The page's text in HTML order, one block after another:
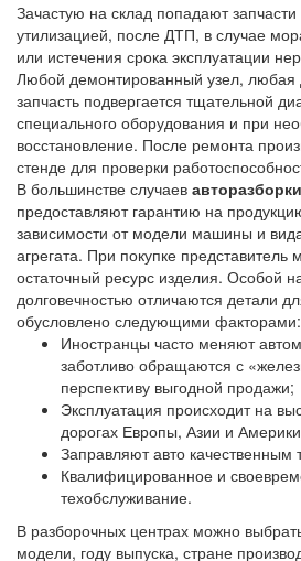
Зачастую на склад попадают
утилизацией, после ДТП, в случае
или истечения срока эксплуатации
Любой демонтированный узел, любая
запчасть подвергается тщательной
специального оборудования и при
восстановление. После ремонта
стенде для проверки
В большинстве случаев
предоставляют гарантию на
зависимости от модели машины и
агрегата. При покупке представитель
остаточный ресурс изделия. Особой
долговечностью отличаются детали
обусловлено следующими факторами:
Иностранцы часто меняют
заботливо обращаются с
перспективу выгодной продажи;
Эксплуатация происходит на
дорогах Европы, Азии и
Заправляют авто качественным
Квалифицированное и
техобслуживание.
В разборочных центрах можно
модели, году выпуска, стране